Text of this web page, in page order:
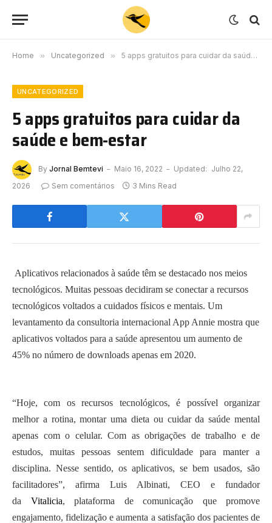
Home » Uncategorized » 5 apps gratuitos para cuidar da saúde e bem-estar
UNCATEGORIZED
5 apps gratuitos para cuidar da
saúde e bem-estar
By Jornal Bemtevi Maio 16, 2022 Updated: Julho 22,
2026
Sem comentários 3 Mins Read
Aplicativos relacionados à saúde têm se destacado nos meios
tecnológicos. Muitas pessoas decidiram se conectar a recursos
tecnológicos voltados a cuidados físicos e mentais. Um
levantamento da consultoria internacional App Annie mostra que
aplicativos voltados para a saúde apresentou um aumento de
45% no número de downloads apenas em 2020.
“Hoje, com os recursos tecnológicos, é possível organizar
melhor a rotina, montar uma dieta ou cuidar da saúde mental
apenas com o celular. Com as obrigações de trabalho e de
estudos, muitas pessoas sentem dificuldade para manter a
disciplina. Nesse sentido, os aplicativos, se bem usados, são
facilitadores”, afirma Luis Albinati, CEO e fundador
da Vitalicia, plataforma de comunicação que promove
engajamento, fidelização e aumenta a satisfação dos pacientes de